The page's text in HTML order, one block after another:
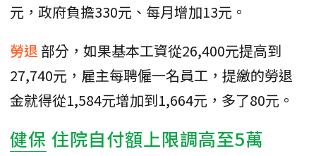
元，政府負擔330元、每月增加13元。
勞退部分，如果基本工資從26,400元提高到
27,740元，雇主每聘僱一名員工，提繳的勞退
金就得從1,584元增加到1,664元，多了80元。
健保 住院自付額上限調高至5萬